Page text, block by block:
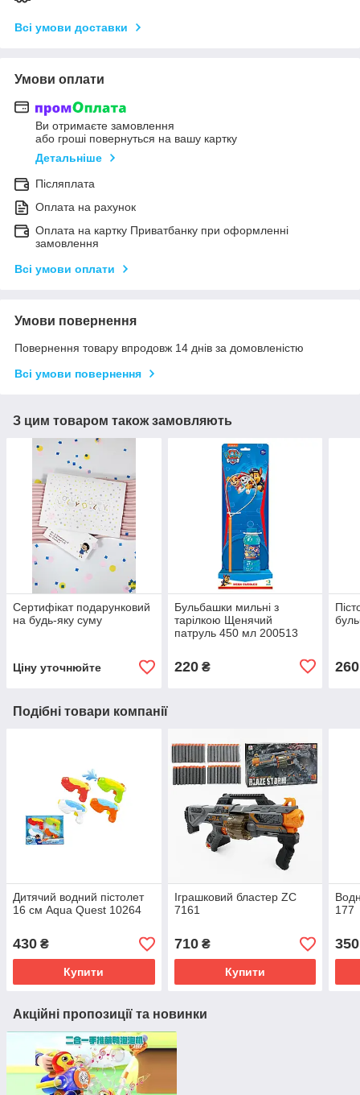
Всі умови доставки
Умови оплати
Ви отримаєте замовлення
або гроші повернуться на вашу картку
Детальніше
Післяплата
Оплата на рахунок
Оплата на картку Приватбанку при оформленні
замовлення
Всі умови оплати
Умови повернення
Повернення товару впродовж 14 днів за домовленістю
Всі умови повернення
З цим товаром також замовляють
Сертифікат подарунковий
на будь-яку суму
Ціну уточнюйте
Бульбашки мильні з
тарілкою Щенячий
патруль 450 мл 200513
220₴ 260
Подібні товари компанії
Дитячий водний пістолет
16 см Aqua Quest 10264
430 ₴
Купити
Іграшковий бластер ZC
7161
710₴
Купити
177
350
Акційні пропозиції та новинки